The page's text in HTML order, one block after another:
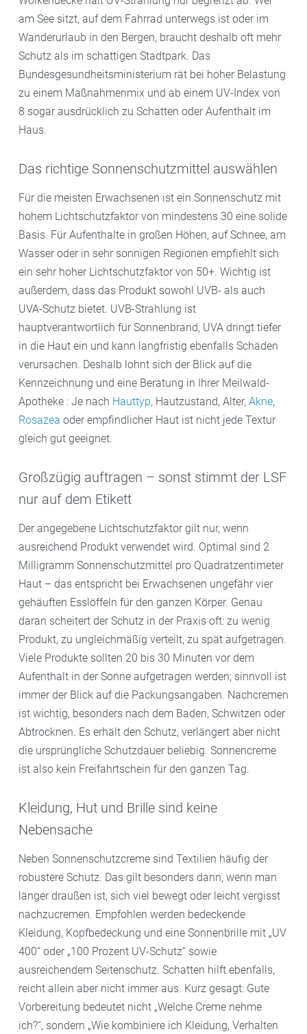
am See sitzt, auf dem Fahrrad unterwegs ist oder im
Wanderurlaub in den Bergen, braucht deshalb oft mehr
Schutz als im schattigen Stadtpark. Das
Bundesgesundheitsministerium rät bei hoher Belastung
zu einem Maßnahmenmix und ab einem UV-Index von
8 sogar ausdrücklich zu Schatten oder Aufenthalt im
Haus.
Das richtige Sonnenschutzmittel auswählen
Für die meisten Erwachsenen ist ein Sonnenschutz mit
hohem Lichtschutzfaktor von mindestens 30 eine solide
Basis. Für Aufenthalte in großen Höhen, auf Schnee, am
Wasser oder in sehr sonnigen Regionen empfiehlt sich
ein sehr hoher Lichtschutzfaktor von 50+. Wichtig ist
außerdem, dass das Produkt sowohl UVB- als auch
UVA-Schutz bietet. UVB-Strahlung ist
hauptverantwortlich für Sonnenbrand, UVA dringt tiefer
in die Haut ein und kann langfristig ebenfalls Schäden
verursachen. Deshalb lohnt sich der Blick auf die
Kennzeichnung und eine Beratung in Ihrer Meilwald-
Apotheke : Je nach Hauttyp, Hautzustand, Alter, Akne,
Rosazea oder empfindlicher Haut ist nicht jede Textur
gleich gut geeignet.
Großzügig auftragen – sonst stimmt der LSF
nur auf dem Etikett
Der angegebene Lichtschutzfaktor gilt nur, wenn
ausreichend Produkt verwendet wird. Optimal sind 2
Milligramm Sonnenschutzmittel pro Quadratzentimeter
Haut – das entspricht bei Erwachsenen ungefähr vier
gehäuften Esslöffeln für den ganzen Körper. Genau
daran scheitert der Schutz in der Praxis oft: zu wenig
Produkt, zu ungleichmäßig verteilt, zu spät aufgetragen.
Viele Produkte sollten 20 bis 30 Minuten vor dem
Aufenthalt in der Sonne aufgetragen werden; sinnvoll ist
immer der Blick auf die Packungsangaben. Nachcremen
ist wichtig, besonders nach dem Baden, Schwitzen oder
Abtrocknen. Es erhält den Schutz, verlängert aber nicht
die ursprüngliche Schutzdauer beliebig. Sonnencreme
ist also kein Freifahrtschein für den ganzen Tag.
Kleidung, Hut und Brille sind keine
Nebensache
Neben Sonnenschutzcreme sind Textilien häufig der
robustere Schutz. Das gilt besonders dann, wenn man
länger draußen ist, sich viel bewegt oder leicht vergisst
nachzucremen. Empfohlen werden bedeckende
Kleidung, Kopfbedeckung und eine Sonnenbrille mit „UV
400“ oder „100 Prozent UV-Schutz“ sowie
ausreichendem Seitenschutz. Schatten hilft ebenfalls,
reicht allein aber nicht immer aus. Kurz gesagt: Gute
Vorbereitung bedeutet nicht „Welche Creme nehme
ich?“, sondern „Wie kombiniere ich Kleidung, Verhalten